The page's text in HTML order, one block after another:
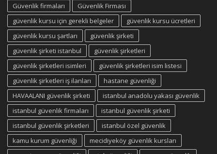
Güvenlik firmaları
Güvenlik Firması
güvenlik kursu için gerekli belgeler
güvenlik kursu ücretleri
güvenlik kursu şartları
güvenlik şirketi
güvenlik şirketi istanbul
güvenlik şirketleri
güvenlik şirketleri isimleri
güvenlik şirketleri isim listesi
güvenlik şirketleri iş ilanları
hastane güvenliği
HAVAALANI güvenlik şirketi
istanbul anadolu yakası güvenlik
istanbul güvenlik firmaları
istanbul güvenlik şirketi
istanbul güvenlik şirketleri
istanbul özel güvenlik
kamu kurum güvenliği
mecidiyeköy güvenlik kursları